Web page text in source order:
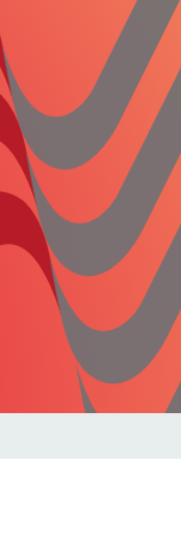
Leben
Familie
Freizeit
Gesundheit
Internet